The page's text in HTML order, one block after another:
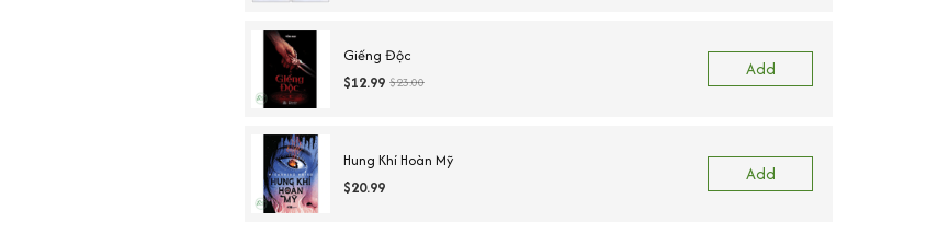
Giếng Độc
$12.99 $23.00
Add
Hung Khí Hoàn Mỹ
$20.99
Add